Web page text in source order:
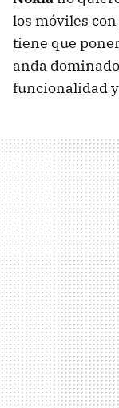
los móviles
tiene que
anda
funcionalidad